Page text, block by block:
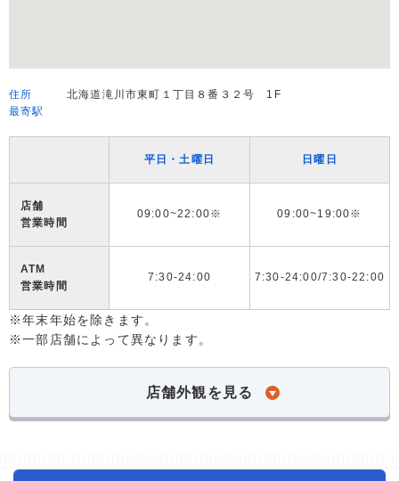
住所
北海道滝川市東町１丁目８番３２号 1F
最寄駅
平日・土曜日 日曜日
店舗
営業時間
09:00~22:00※ 09:00~19:00※
ATM
営業時間
7:30-24:00 7:30-24:00/7:30-22:00
※年末年始を除きます。
※一部店舗によって異なります。
店舗外観を見る